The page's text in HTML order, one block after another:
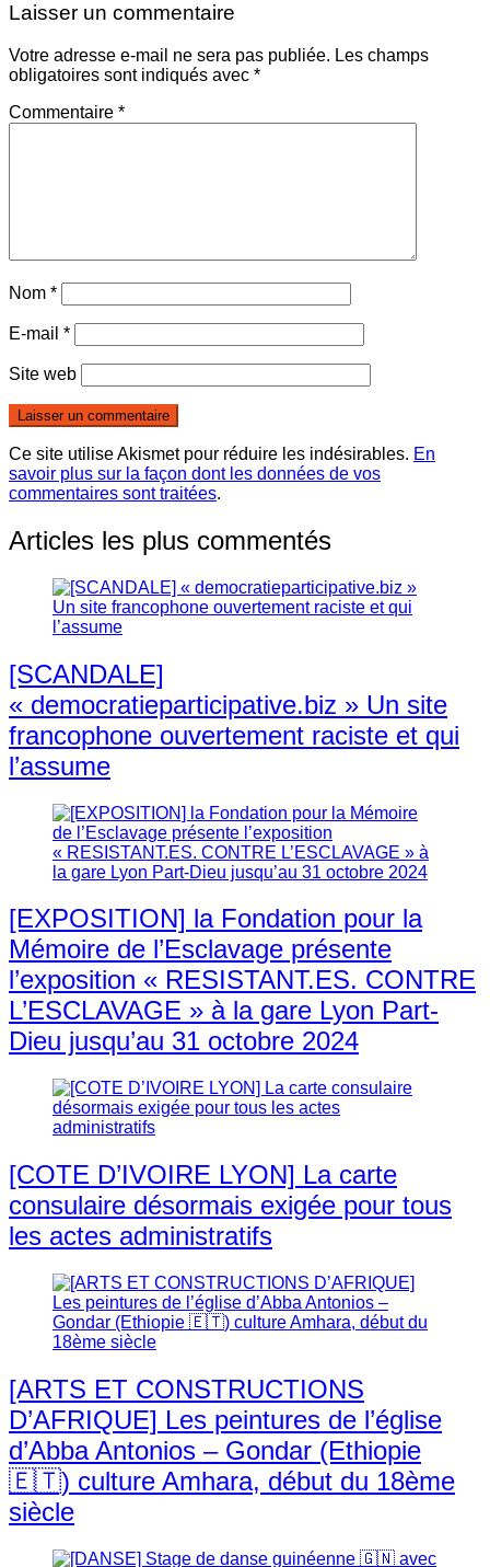
Laisser un commentaire
Votre adresse e-mail ne sera pas publiée. Les champs
obligatoires sont indiqués avec *
Commentaire *
Nom *
E-mail *
Site web
Ce site utilise Akismet pour réduire les indésirables. En
savoir plus sur la façon dont les données de vos
commentaires sont traitées.
Articles les plus commentés
[SCANDALE]
« democratieparticipative.biz » Un site
francophone ouvertement raciste et qui
l’assume
[EXPOSITION] la Fondation pour la
Mémoire de l’Esclavage présente
l’exposition « RESISTANT.ES. CONTRE
L’ESCLAVAGE » à la gare Lyon Part-
Dieu jusqu’au 31 octobre 2024
[COTE D’IVOIRE LYON] La carte
consulaire désormais exigée pour tous
les actes administratifs
[ARTS ET CONSTRUCTIONS
D’AFRIQUE] Les peintures de l’église
d’Abba Antonios – Gondar (Ethiopie
🇪🇹) culture Amhara, début du 18ème
siècle